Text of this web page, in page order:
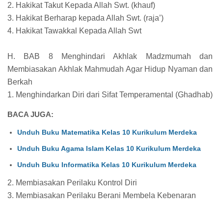
2. Hakikat Takut Kepada Allah Swt. (khauf)
3. Hakikat Berharap kepada Allah Swt. (raja’)
4. Hakikat Tawakkal Kepada Allah Swt
H. BAB 8 Menghindari Akhlak Madzmumah dan
Membiasakan Akhlak Mahmudah Agar Hidup Nyaman dan
Berkah
1. Menghindarkan Diri dari Sifat Temperamental (Ghadhab)
BACA JUGA:
Unduh Buku Matematika Kelas 10 Kurikulum Merdeka
Unduh Buku Agama Islam Kelas 10 Kurikulum Merdeka
Unduh Buku Informatika Kelas 10 Kurikulum Merdeka
2. Membiasakan Perilaku Kontrol Diri
3. Membiasakan Perilaku Berani Membela Kebenaran